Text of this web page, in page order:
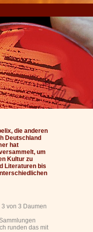
die anderen
Deutschland
hat
um
Kultur zu
Literaturen bis
runden das mit